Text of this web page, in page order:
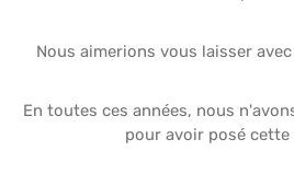
Nous aimerions vous laisser
En toutes ces années, nous
pour avoir posé